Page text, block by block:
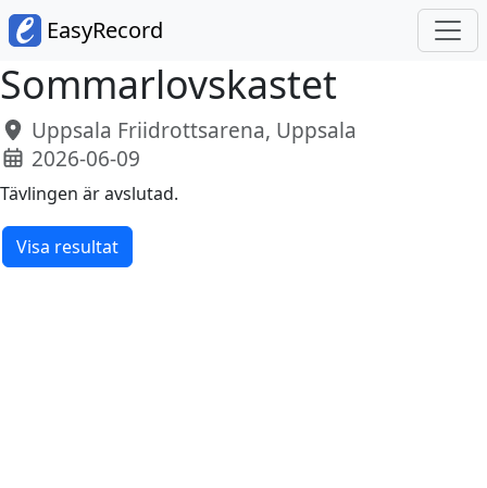
EasyRecord
Sommarlovskastet
Uppsala Friidrottsarena, Uppsala
2026-06-09
Tävlingen är avslutad.
Visa resultat